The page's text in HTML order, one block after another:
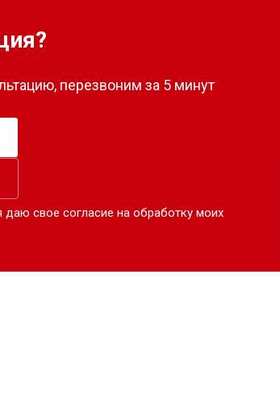
перезвоним за 5 минут
даю свое согласие на обработку моих